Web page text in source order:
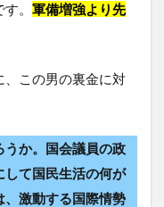
。 軍備増強より先
、この男の裏金に対
うか。国会議員の政
して国民生活の何が
、激動する国際情勢